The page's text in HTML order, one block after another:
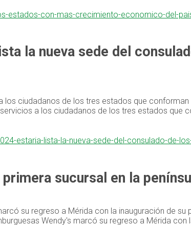
estados-con-mas-crecimiento-economico-del-
la nueva sede del
los ciudadanos de los tres estados que conforman
a los ciudadanos de los tres estados que
estaria-lista-la-nueva-sede-del-consulado-de-
sucursal en la
su regreso a Mérida con la inauguración de su
Wendy's marcó su regreso a Mérida con